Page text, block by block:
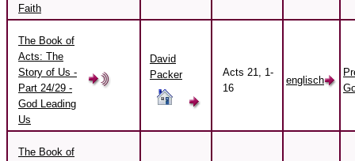
Faith
The Book of
Acts: The
Story of Us -
Part 24/29 -
God Leading
Us
David
Packer
Acts 21, 1-
16
englisch
The Book of